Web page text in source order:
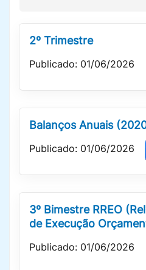
2º Trimestre
Publicado: 01/06/2026
Balanços Anuais
Publicado: 01/06/2026
3º Bimestre RREO
de Execução
Publicado: 01/06/2026